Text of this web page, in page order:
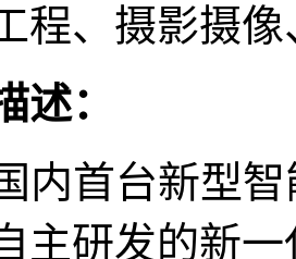
程、摄影摄
述：
内首台新型
主研发的新